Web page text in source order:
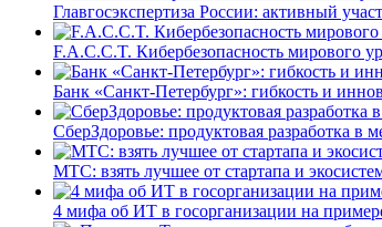
Главгосэкспертиза России: активный
F.A.C.C.T. Кибербезопасность мирового
Банк «Санкт-Петербург»: гибкость и
СберЗдоровье: продуктовая разработка в
МТС: взять лучшее от стартапа и
4 мифа об ИТ в госорганизации на